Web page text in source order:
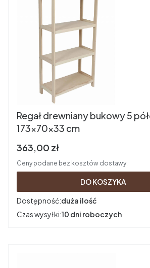
Regał drewniany bukowy 5
173x70x33 cm
Cena brutto
363,00 zł
Ceny podane bez kosztów dostawy.
DO KOSZYKA
Dostępność:duża ilość
Czas wysyłki:10 dni roboczych